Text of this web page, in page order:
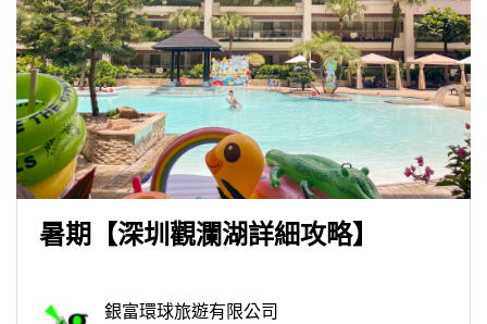
暑期【深圳觀瀾湖詳細攻略】
銀富環球旅遊有限公司